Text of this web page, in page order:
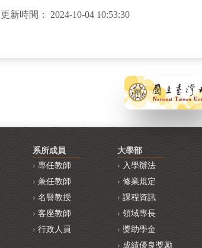
更新時間： 2024-10-04 10:53:30
系所成員
專任教師
兼任教師
名譽教授
客座教師
行政人員
大學部
入學辦法
修業規定
課程資訊
領域專長
獎助學金
成績優良獎勵